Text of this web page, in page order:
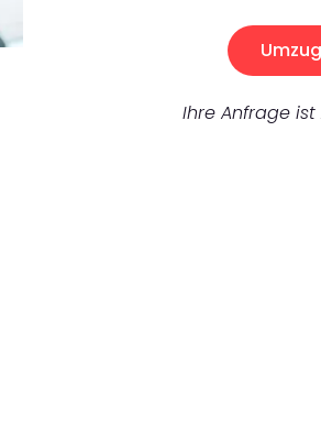
Ihre Anfrage ist